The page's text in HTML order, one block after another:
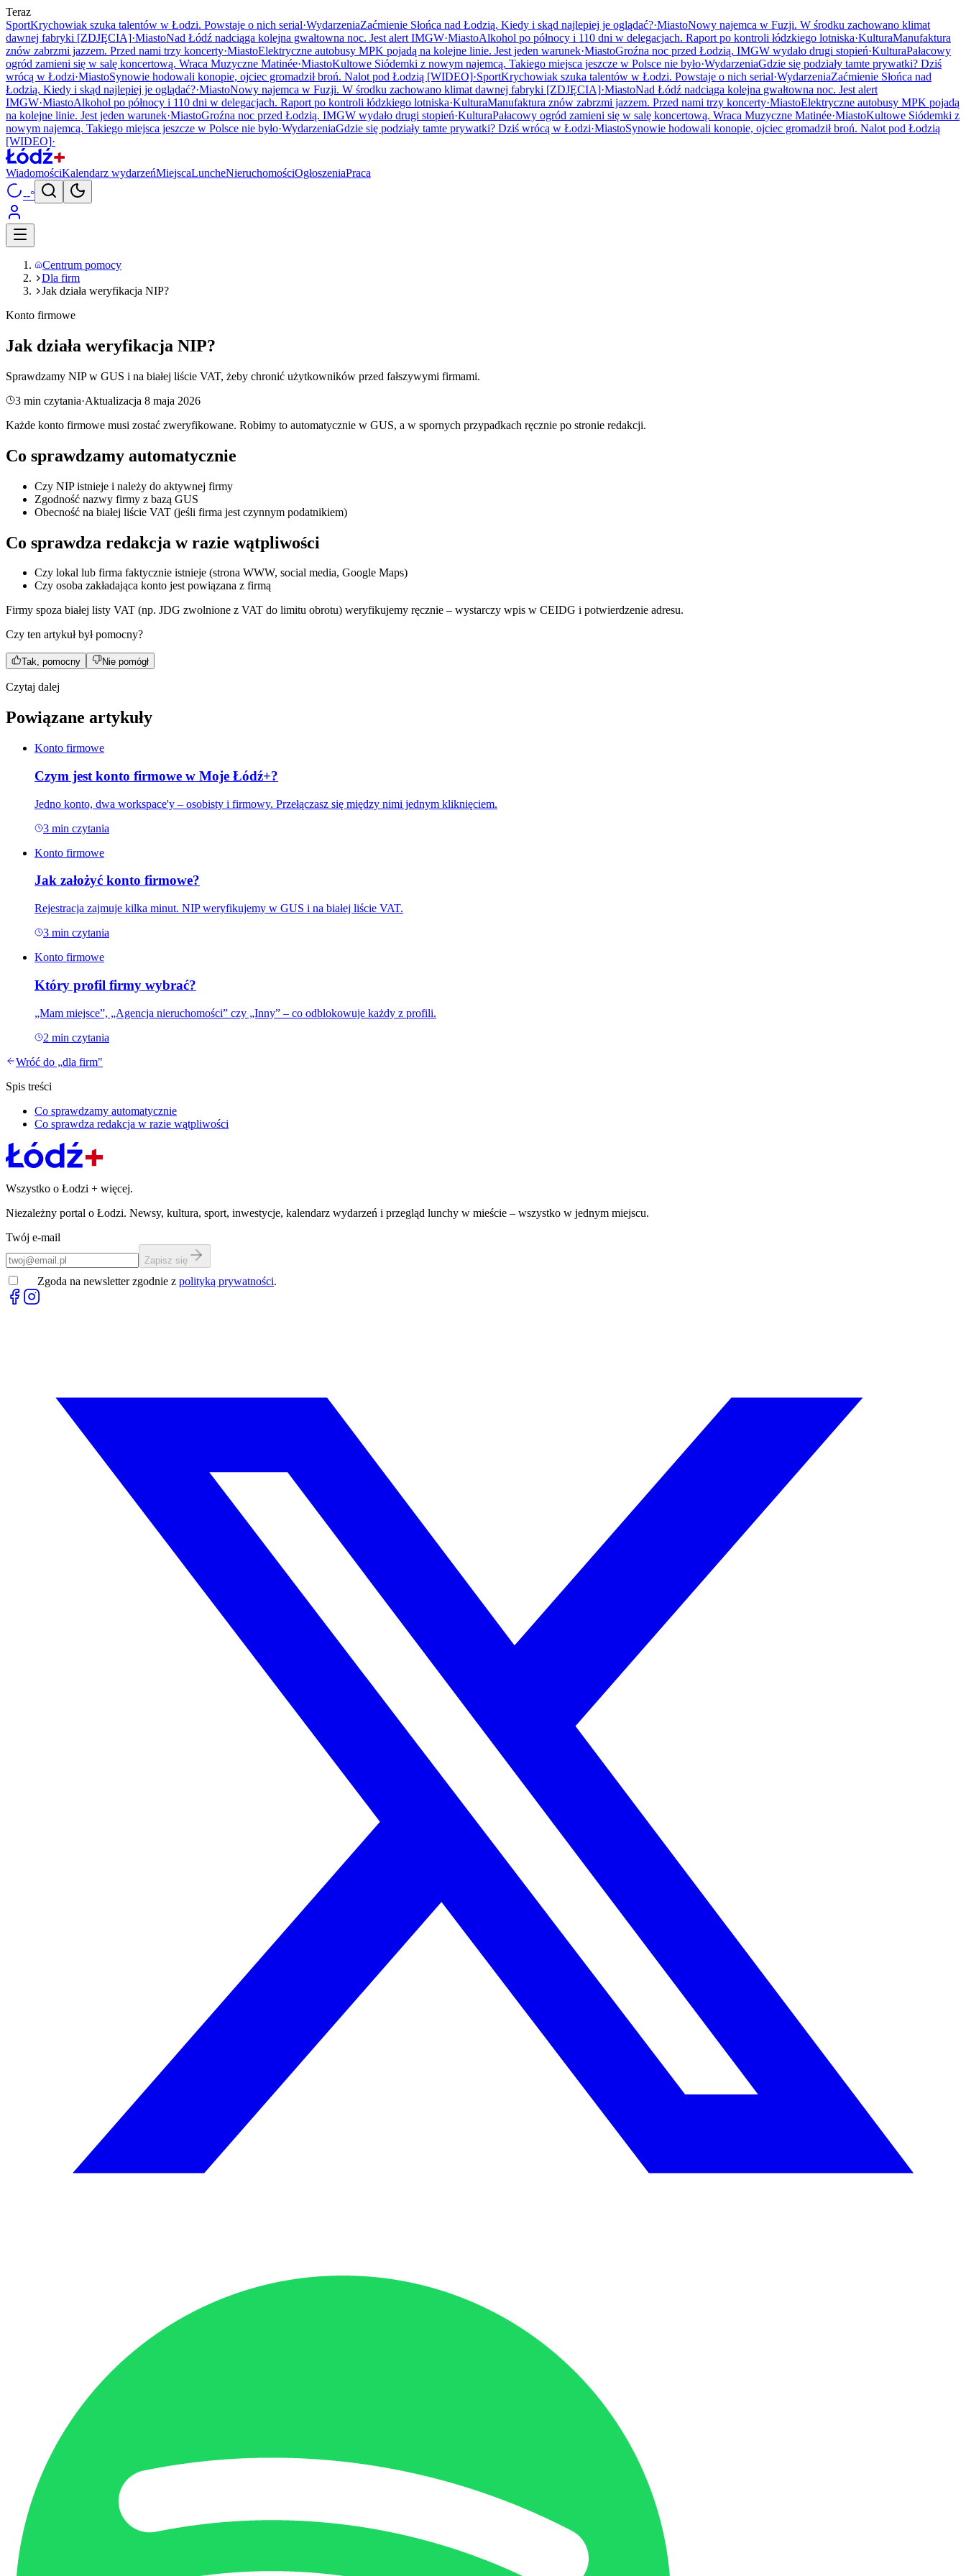
Teraz
SportKrychowiak szuka talentów w Łodzi. Powstaje o nich serial·WydarzeniaZaćmienie Słońca nad Łodzią. Kiedy i skąd najlepiej je oglądać?·MiastoNowy najemca w Fuzji. W środku zachowano klimat
dawnej fabryki [ZDJĘCIA]·MiastoNad Łódź nadciąga kolejna gwałtowna noc. Jest alert IMGW·MiastoAlkohol po północy i 110 dni w delegacjach. Raport po kontroli łódzkiego lotniska·KulturaManufaktura
znów zabrzmi jazzem. Przed nami trzy koncerty·MiastoElektryczne autobusy MPK pojadą na kolejne linie. Jest jeden warunek·MiastoGroźna noc przed Łodzią. IMGW wydało drugi stopień·KulturaPałacowy
ogród zamieni się w salę koncertową. Wraca Muzyczne Matinée·MiastoKultowe Siódemki z nowym najemcą. Takiego miejsca jeszcze w Polsce nie było·WydarzeniaGdzie się podziały tamte prywatki? Dziś
wrócą w Łodzi·MiastoSynowie hodowali konopie, ojciec gromadził broń. Nalot pod Łodzią [WIDEO]·SportKrychowiak szuka talentów w Łodzi. Powstaje o nich serial·WydarzeniaZaćmienie Słońca nad
Łodzią. Kiedy i skąd najlepiej je oglądać?·MiastoNowy najemca w Fuzji. W środku zachowano klimat dawnej fabryki [ZDJĘCIA]·MiastoNad Łódź nadciąga kolejna gwałtowna noc. Jest alert
IMGW·MiastoAlkohol po północy i 110 dni w delegacjach. Raport po kontroli łódzkiego lotniska·KulturaManufaktura znów zabrzmi jazzem. Przed nami trzy koncerty·MiastoElektryczne autobusy MPK pojadą
na kolejne linie. Jest jeden warunek·MiastoGroźna noc przed Łodzią. IMGW wydało drugi stopień·KulturaPałacowy ogród zamieni się w salę koncertową. Wraca Muzyczne Matinée·MiastoKultowe Siódemki z
nowym najemcą. Takiego miejsca jeszcze w Polsce nie było·WydarzeniaGdzie się podziały tamte prywatki? Dziś wrócą w Łodzi·MiastoSynowie hodowali konopie, ojciec gromadził broń. Nalot pod Łodzią
[WIDEO]·
WiadomościKalendarz wydarzeńMiejscaLuncheNieruchomościOgłoszeniaPraca
--°
Centrum pomocy
Dla firm
Jak działa weryfikacja NIP?
Konto firmowe
Jak działa weryfikacja NIP?
Sprawdzamy NIP w GUS i na białej liście VAT, żeby chronić użytkowników przed fałszywymi firmami.
3 min czytania·Aktualizacja 8 maja 2026
Każde konto firmowe musi zostać zweryfikowane. Robimy to automatycznie w GUS, a w spornych przypadkach ręcznie po stronie redakcji.
Co sprawdzamy automatycznie
Czy NIP istnieje i należy do aktywnej firmy
Zgodność nazwy firmy z bazą GUS
Obecność na białej liście VAT (jeśli firma jest czynnym podatnikiem)
Co sprawdza redakcja w razie wątpliwości
Czy lokal lub firma faktycznie istnieje (strona WWW, social media, Google Maps)
Czy osoba zakładająca konto jest powiązana z firmą
Firmy spoza białej listy VAT (np. JDG zwolnione z VAT do limitu obrotu) weryfikujemy ręcznie – wystarczy wpis w CEIDG i potwierdzenie adresu.
Czy ten artykuł był pomocny?
Tak, pomocny Nie pomógł
Czytaj dalej
Powiązane artykuły
Konto firmowe
Czym jest konto firmowe w Moje Łódź+?
Jedno konto, dwa workspace'y – osobisty i firmowy. Przełączasz się między nimi jednym kliknięciem.
3 min czytania
Konto firmowe
Jak założyć konto firmowe?
Rejestracja zajmuje kilka minut. NIP weryfikujemy w GUS i na białej liście VAT.
3 min czytania
Konto firmowe
Który profil firmy wybrać?
„Mam miejsce”, „Agencja nieruchomości” czy „Inny” – co odblokowuje każdy z profili.
2 min czytania
Wróć do „dla firm"
Spis treści
Co sprawdzamy automatycznie
Co sprawdza redakcja w razie wątpliwości
Wszystko o Łodzi + więcej.
Niezależny portal o Łodzi. Newsy, kultura, sport, inwestycje, kalendarz wydarzeń i przegląd lunchy w mieście – wszystko w jednym miejscu.
Twój e-mail
Zapisz się
Zgoda na newsletter zgodnie z polityką prywatności.